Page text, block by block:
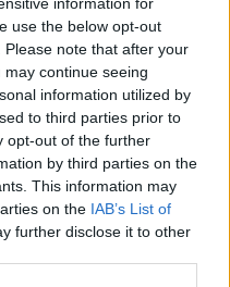
use the below opt-out
note that after your
continue seeing
information utilized by
to third parties prior to
opt-out of the further
by third parties on the
This information may
on the IAB’s List of
further disclose it to other
00:00
ο σύντροφός σου